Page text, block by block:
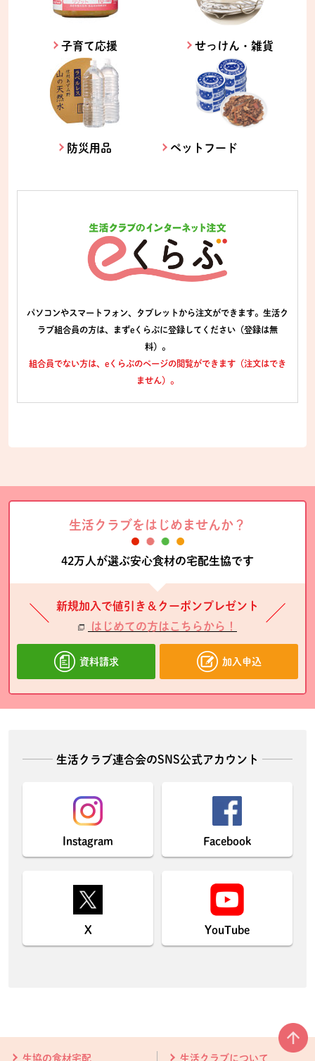
子育て応援 せっけん・雑貨
防災用品 ペットフード
パソコンやスマートフォン、タブレットから注文ができます。生活ク
ラブ組合員の方は、まずeくらぶに登録してください（登録は無
料）。
組合員でない方は、eくらぶのページの閲覧ができます（注文はでき
ません）。
生活クラブをはじめませんか？
42万人が選ぶ安心食材の宅配生協です
新規加入で値引き＆クーポンプレゼント
はじめての方はこちらから！
資料請求 加入申込
生活クラブ連合会のSNS公式アカウント
Instagram Facebook
X YouTube
生協の食材宅配 生活クラブについて